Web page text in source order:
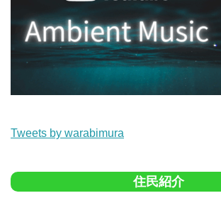
Tweets by warabimura
住民紹介